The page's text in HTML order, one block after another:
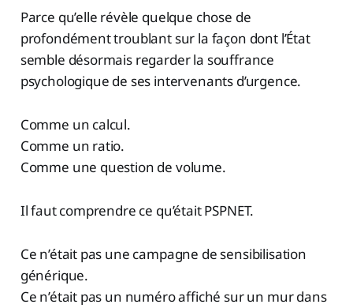
Parce qu’elle révèle quelque chose de
profondément troublant sur la façon dont l’État
semble désormais regarder la souffrance
psychologique de ses intervenants d’urgence.
Comme un calcul.
Comme un ratio.
Comme une question de volume.
Il faut comprendre ce qu’était PSPNET.
Ce n’était pas une campagne de sensibilisation
générique.
Ce n’était pas un numéro affiché sur un mur dans